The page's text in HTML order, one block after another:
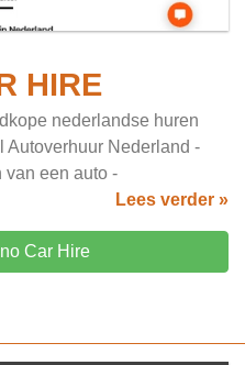
HIRE
nederlandse huren
Autoverhuur Nederland -
van een auto -
Lees verder »
Car Hire